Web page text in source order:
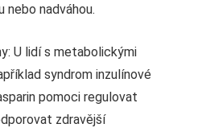
nadváhou.
U lidí s metabolickými
syndrom inzulínové
pomoci regulovat
zdravější